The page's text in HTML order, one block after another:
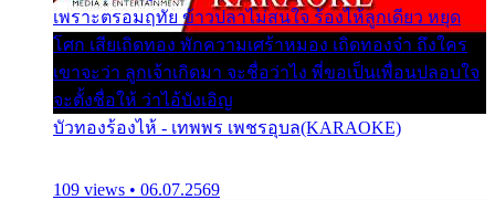
เพราะตรอมฤทัย ข้าวปลาไม่สนใจ ร้องไห้ลูกเดียว หยุด
โศก เสียเถิดทอง พักความเศร้าหมอง เถิดทองจ๋า ถึงใคร
เขาจะว่า ลูกเจ้าเกิดมา จะชื่อว่าไง พี่ขอเป็นเพื่อนปลอบใจ
จะตั้งชื่อให้ ว่าไอ้บังเอิญ
บัวทองร้องไห้ - เทพพร เพชรอุบล(KARAOKE)
109 views • 06.07.2569